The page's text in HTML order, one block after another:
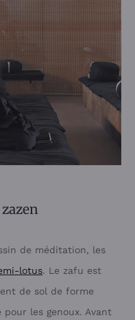
de méditation, les
lotus. Le zafu est
de sol de forme
les genoux. Avant